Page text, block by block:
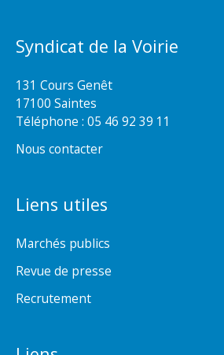
Syndicat de la Voirie
131 Cours Genêt
17100 Saintes
Téléphone : 05 46 92 39 11
Nous contacter
Liens utiles
Marchés publics
Revue de presse
Recrutement